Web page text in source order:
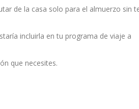
de la casa solo para el almuerzo sin
incluirla en tu programa de viaje a
que necesites.